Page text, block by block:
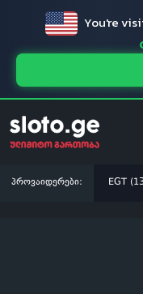
You're
პროვაიდერები: EGT